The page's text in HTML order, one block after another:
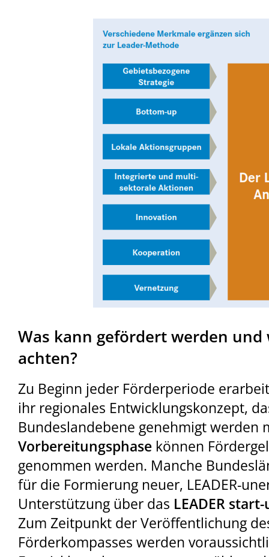
Was kann gefördert werden
achten?
Zu Beginn jeder Förderperiode
ihr regionales Entwicklungskonzept,
Bundeslandebene genehmigt werden
Vorbereitungsphase können
genommen werden. Manche
für die Formierung neuer, LEADER-
Unterstützung über das LEADER
Zum Zeitpunkt der Veröffentlichung
Förderkompasses werden